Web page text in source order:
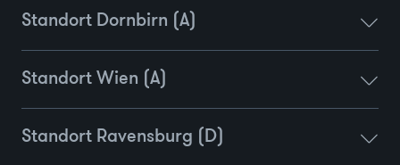
Standort Dornbirn (A)
Standort Wien (A)
Standort Ravensburg (D)